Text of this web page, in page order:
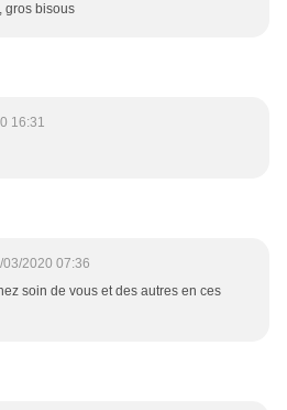
gros bisous
16:31
03/2020 07:36
soin de vous et des autres en ces